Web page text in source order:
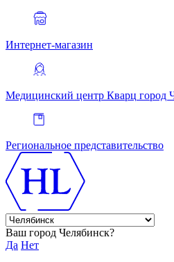
Интернет-магазин
Медицинский центр Кварц город
Региональное представительство
Ваш город Челябинск?
Да Нет